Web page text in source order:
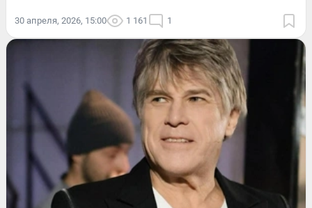
30 апреля, 2026, 15:00 1 161 1